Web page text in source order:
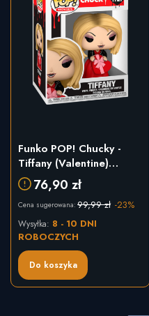
Funko POP! Chucky -
Tiffany (Valentine)
#172776,90 zł
Cena sugerowana: 99,99 zł -23%
Do koszyka
Wysyłka: 8 - 10 DNI
ROBOCZYCH